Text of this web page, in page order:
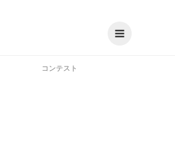
コンテスト